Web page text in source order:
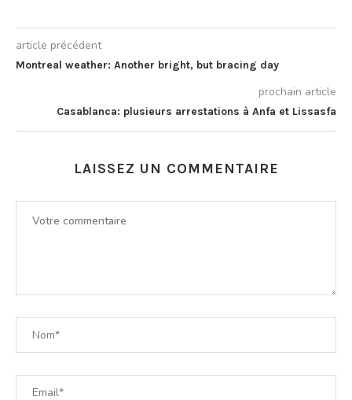
article précédent
Montreal weather: Another bright, but bracing day
prochain article
Casablanca: plusieurs arrestations à Anfa et Lissasfa
LAISSEZ UN COMMENTAIRE